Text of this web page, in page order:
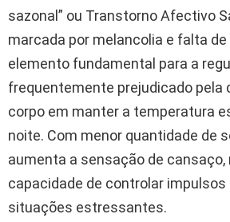
sazonal” ou Transtorno Afectivo
marcada por melancolia e falta de
elemento fundamental para a
frequentemente prejudicado pela
corpo em manter a temperatura
noite. Com menor quantidade de
aumenta a sensação de cansaço,
capacidade de controlar impulsos
situações estressantes.